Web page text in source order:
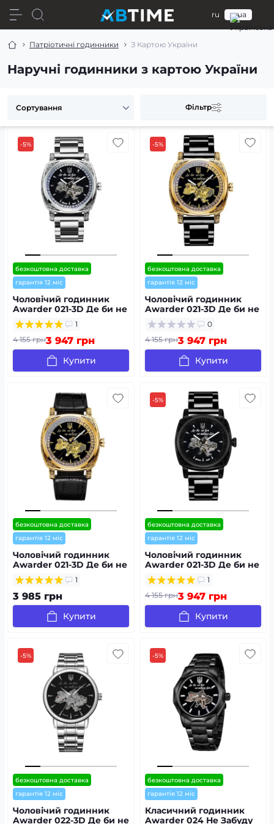
ru ua
Патріотичні годинники З Картою України
Наручні годинники з картою України
Фільтр
-5%
безкоштовна доставка
гарантія 12 міс
Чоловічий годинник
Awarder 021-3D Де би не
був Silver-Black Steel
1
4 155 грн3 947 грн
Купити
-5%
безкоштовна доставка
гарантія 12 міс
Чоловічий годинник
Awarder 021-3D Де би не
був Gold-Black Steel
0
4 155 грн3 947 грн
Купити
безкоштовна доставка
гарантія 12 міс
Чоловічий годинник
Awarder 021-3D Де би не
був Black-White Steel
1
3 985 грн
Купити
-5%
безкоштовна доставка
гарантія 12 міс
Чоловічий годинник
Awarder 021-3D Де би не
був All Black Steel
1
4 155 грн3 947 грн
Купити
-5%
безкоштовна доставка
гарантія 12 міс
Чоловічий годинник
Awarder 022-3D Де би не
-5%
безкоштовна доставка
гарантія 12 міс
Класичний годинник
Awarder 024 Не Забуду